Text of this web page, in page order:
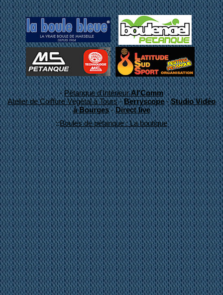
-Pétanque d'IntérieurAl'Comm
Atelier de Coiffure Végétal à Tours-Berryscope-Studio Vidéo
à Bourges-Direct live
::Boules de pétanque : La boutique